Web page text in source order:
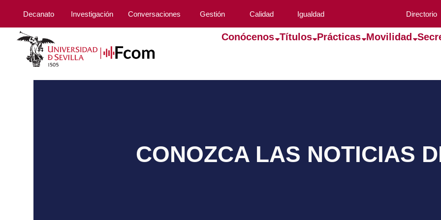
Decanato Investigación Conversaciones Gestión Calidad Igualdad Directorio
Conócenos Títulos Prácticas Movilidad
CONOZCA LAS NOTICIAS